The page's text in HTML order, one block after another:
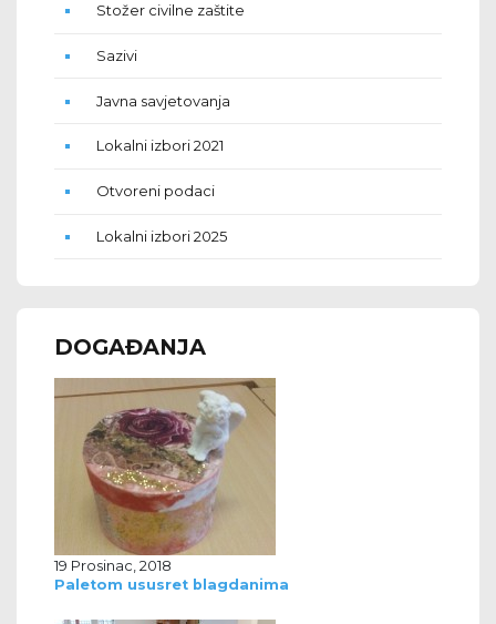
Stožer civilne zaštite
Sazivi
Javna savjetovanja
Lokalni izbori 2021
Otvoreni podaci
Lokalni izbori 2025
DOGAĐANJA
19 Prosinac, 2018
Paletom ususret blagdanima